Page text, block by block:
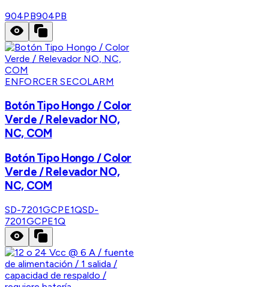
904PB904PB
ENFORCER SECOLARM
Botón Tipo Hongo / Color
Verde / Relevador NO,
NC, COM
Botón Tipo Hongo / Color
Verde / Relevador NO,
NC, COM
SD-7201GCPE1QSD-
7201GCPE1Q